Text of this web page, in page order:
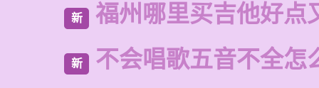
新 福州哪里买吉他好点
新 不会唱歌五音不全怎